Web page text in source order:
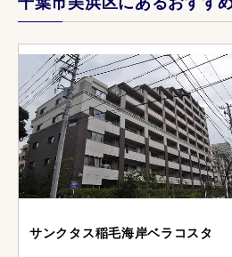
サンクタス稲毛海岸ベラコスタ